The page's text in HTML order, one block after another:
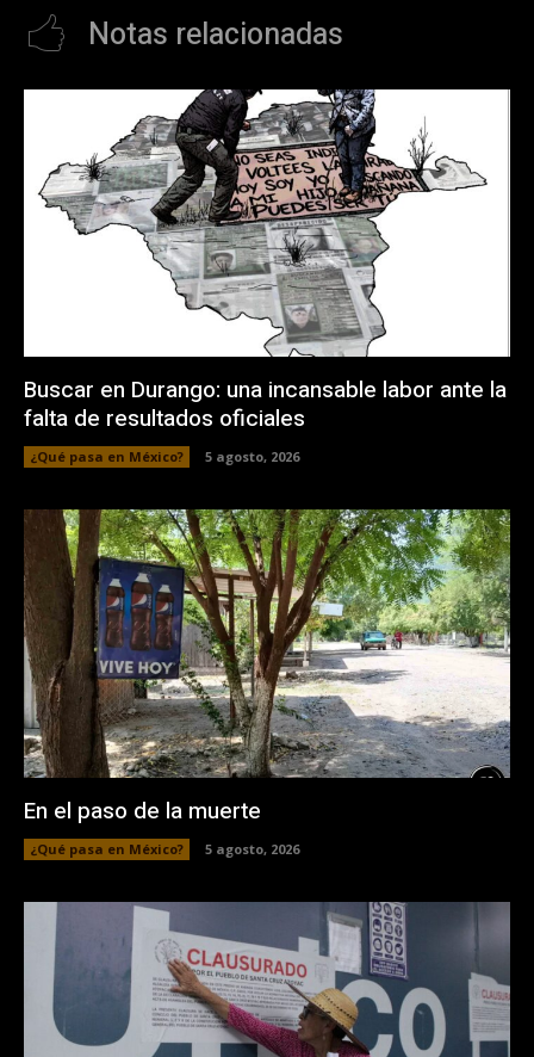
Notas relacionadas
Buscar en Durango: una incansable labor ante la
falta de resultados oficiales
¿Qué pasa en México? 5 agosto, 2026
En el paso de la muerte
¿Qué pasa en México? 5 agosto, 2026